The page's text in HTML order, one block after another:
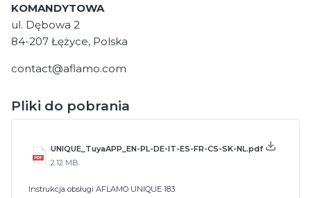
KOMANDYTOWA
ul. Dębowa 2
84-207 Łężyce, Polska
contact@aflamo.com
Pliki do pobrania
UNIQUE_TuyaAPP_EN-PL-DE-IT-ES-FR-CS-SK-NL.pdf
2.12 MB
Instrukcja obsługi AFLAMO UNIQUE 183